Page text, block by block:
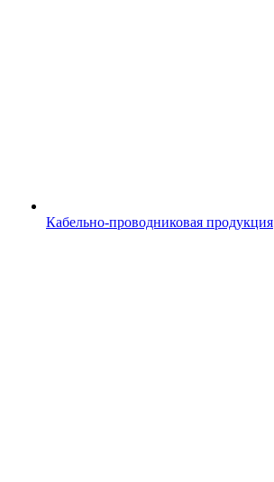
Кабельно-проводниковая продукция